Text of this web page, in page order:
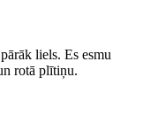
liels. Es esmu
rotā plītiņu.